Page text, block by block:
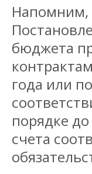
Напомним,
бюджета
года или
порядке
счета